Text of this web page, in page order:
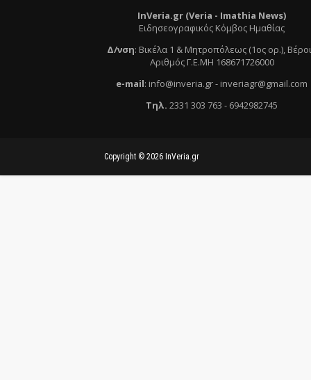
InVeria.gr (Veria - Ιmathia News)
Ειδησεογραφικός Κόμβος Ημαθίας
Δ/νση: Βικέλα 1 & Μητροπόλεως (1ος ορ.),
Αριθμός Γ.Ε.ΜΗ 168671726000
e-mail: info@inveria.gr- inveriagr@gmail.com
Τηλ. 2331 303 763 - 6942982745
Copyright © 2026 InVeria.gr